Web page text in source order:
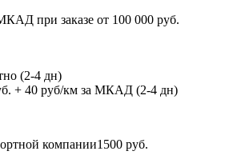
при заказе от 100 000 руб.
(2-4 дн)
+ 40 руб/км за МКАД (2-4 дн)
компании1500 руб.